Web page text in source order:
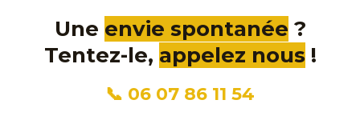
Une envie spontanée ?
Tentez-le, appelez nous !
📞 06 07 86 11 54